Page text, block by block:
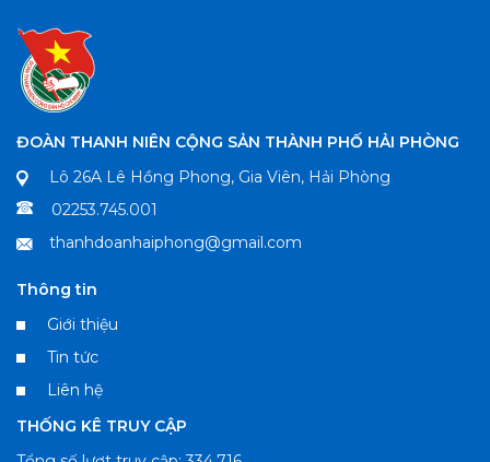
ĐOÀN THANH NIÊN CỘNG SẢN THÀNH PHỐ HẢI PHÒNG
Lô 26A Lê Hồng Phong, Gia Viên, Hải Phòng
02253.745.001
thanhdoanhaiphong@gmail.com
Thông tin
Giới thiệu
Tin tức
Liên hệ
THỐNG KÊ TRUY CẬP